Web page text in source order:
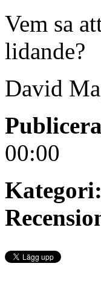
Vem sa
lidande?
David
00:00
Kategori: